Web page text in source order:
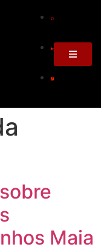
Maia